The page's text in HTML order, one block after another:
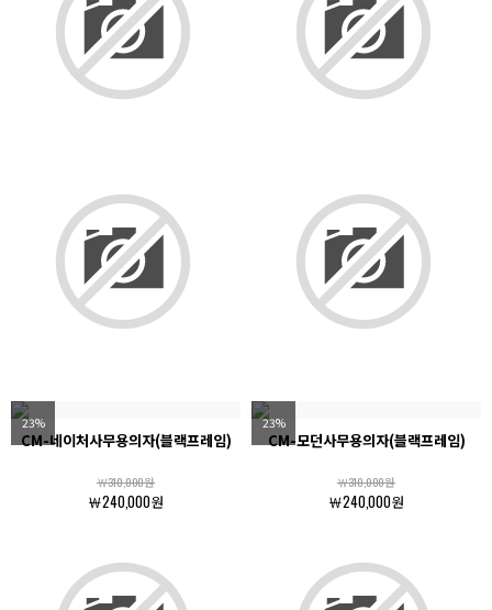
23%
CM-네이처사무용의자(블랙프레임)
￦310,000원
￦240,000원
23%
CM-모던사무용의자(블랙프레임)
￦310,000원
￦240,000원